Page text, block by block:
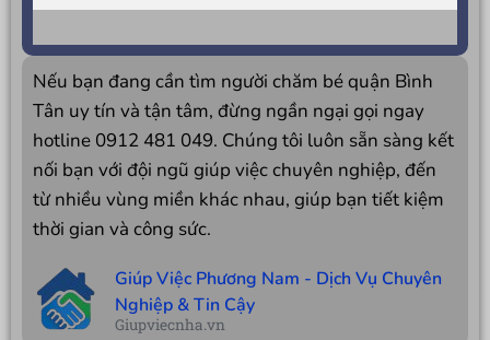
Nếu bạn đang cần tìm người chăm bé quận Bình
Tân uy tín và tận tâm, đừng ngần ngại gọi ngay
hotline 0912 481 049. Chúng tôi luôn sẵn sàng kết
nối bạn với đội ngũ giúp việc chuyên nghiệp, đến
từ nhiều vùng miền khác nhau, giúp bạn tiết kiệm
thời gian và công sức.
Giúp Việc Phương Nam - Dịch Vụ Chuyên
Nghiệp & Tin Cậy
Giupviecnha.vn